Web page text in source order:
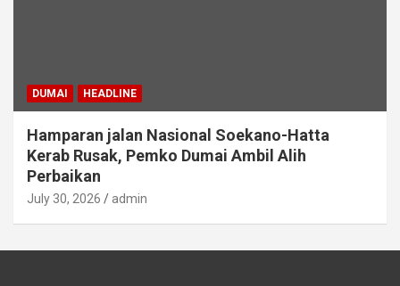
DUMAI HEADLINE
Hamparan jalan Nasional Soekano-Hatta
Kerab Rusak, Pemko Dumai Ambil Alih
Perbaikan
July 30, 2026 admin